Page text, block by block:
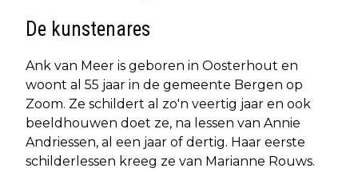
De kunstenares
Ank van Meer is geboren in Oosterhout en
woont al 55 jaar in de gemeente Bergen op
Zoom. Ze schildert al zo'n veertig jaar en ook
beeldhouwen doet ze, na lessen van Annie
Andriessen, al een jaar of dertig. Haar eerste
schilderlessen kreeg ze van Marianne Rouws.